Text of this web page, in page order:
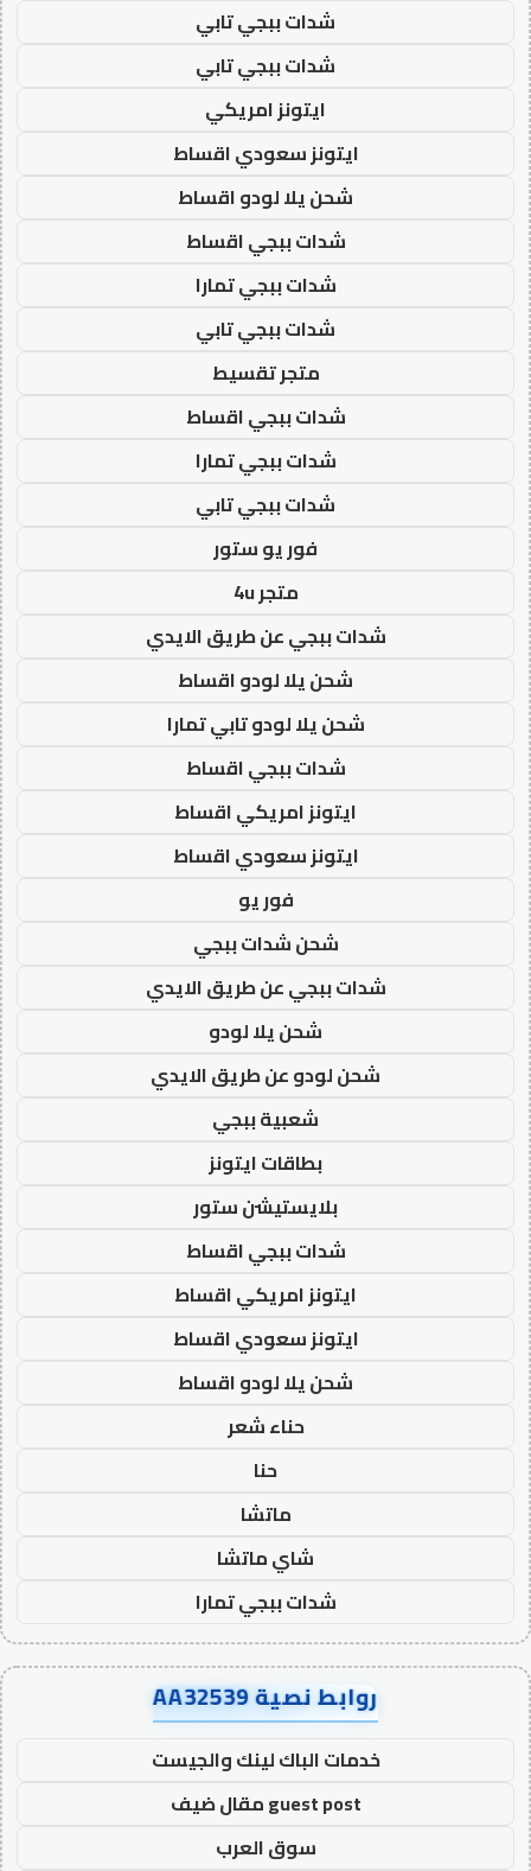
شدات ببجي تابي
شدات ببجي تابي
ايتونز امريكي
ايتونز سعودي اقساط
شحن يلا لودو اقساط
شدات ببجي اقساط
شدات ببجي تمارا
شدات ببجي تابي
متجر تقسيط
شدات ببجي اقساط
شدات ببجي تمارا
شدات ببجي تابي
فور يو ستور
متجر 4u
شدات ببجي عن طريق الايدي
شحن يلا لودو اقساط
شحن يلا لودو تابي تمارا
شدات ببجي اقساط
ايتونز امريكي اقساط
ايتونز سعودي اقساط
فور يو
شحن شدات ببجي
شدات ببجي عن طريق الايدي
شحن يلا لودو
شحن لودو عن طريق الايدي
شعبية ببجي
بطاقات ايتونز
بلايستيشن ستور
شدات ببجي اقساط
ايتونز امريكي اقساط
ايتونز سعودي اقساط
شحن يلا لودو اقساط
حناء شعر
حنا
ماتشا
شاي ماتشا
شدات ببجي تمارا
روابط نصية AA32539
خدمات الباك لينك والجيست
guest post مقال ضيف
سوق العرب